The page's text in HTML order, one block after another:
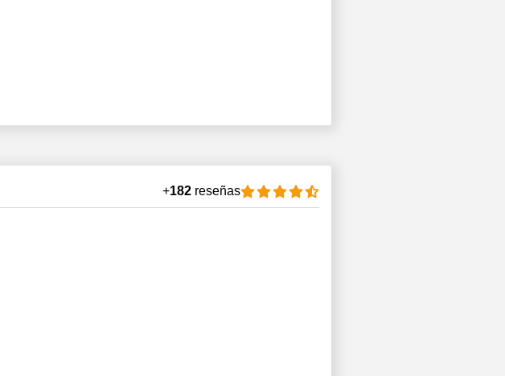
+182 reseñas